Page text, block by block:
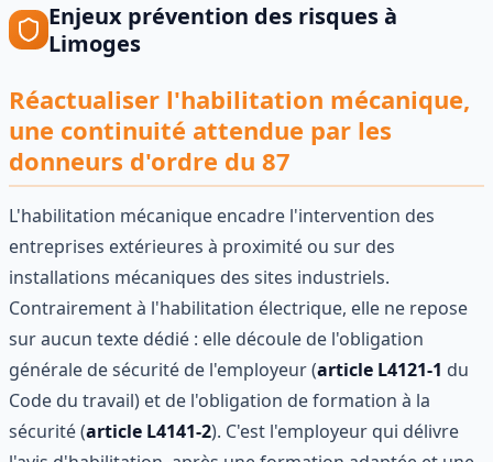
Enjeux prévention des risquesà
Limoges
Réactualiser l'habilitation mécanique,
une continuité attendue par les
donneurs d'ordre du 87
L'habilitation mécanique encadre l'intervention des
entreprises extérieures à proximité ou sur des
installations mécaniques des sites industriels.
Contrairement à l'habilitation électrique, elle ne repose
sur aucun texte dédié : elle découle de l'obligation
générale de sécurité de l'employeur (article L4121-1 du
Code du travail) et de l'obligation de formation à la
sécurité (article L4141-2). C'est l'employeur qui délivre